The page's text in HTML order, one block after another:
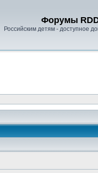
Форумы
Российским детям - доступное